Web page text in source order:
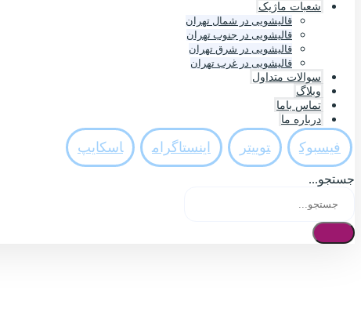
شعبات ماژیک
قالیشویی در شمال تهران
قالیشویی در جنوب تهران
قالیشویی در شرق تهران
قالیشویی در غرب تهران
سوالات متداول
وبلاگ
تماس باما
درباره ما
فيسبوک تويیتر اینستاگرام اسکایپ
جستجو...